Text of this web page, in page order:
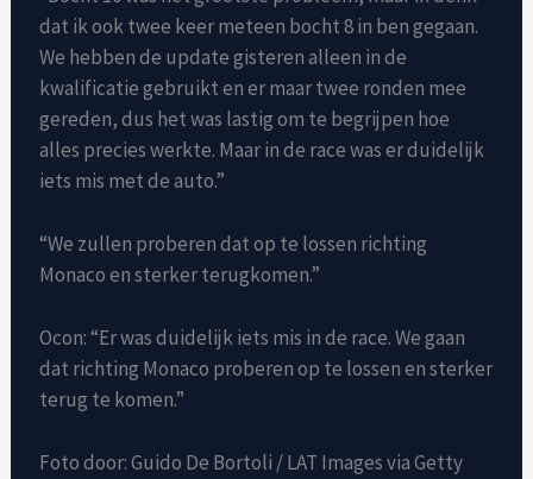
dat ik ook twee keer meteen bocht 8 in ben gegaan.
We hebben de update gisteren alleen in de
kwalificatie gebruikt en er maar twee ronden mee
gereden, dus het was lastig om te begrijpen hoe
alles precies werkte. Maar in de race was er duidelijk
iets mis met de auto.”
“We zullen proberen dat op te lossen richting
Monaco en sterker terugkomen.”
Ocon: “Er was duidelijk iets mis in de race. We gaan
dat richting Monaco proberen op te lossen en sterker
terug te komen.”
Foto door: Guido De Bortoli / LAT Images via Getty